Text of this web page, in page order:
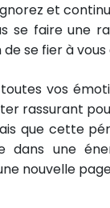
et
se faire une
se fier à
vos
rassurant
que cette
dans une
nouvelle